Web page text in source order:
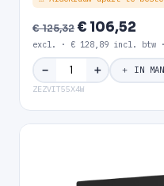
€ 125,32€ 106,52
excl. · € 128,89 incl. btw ·
− ＋ ＋ IN
ZEZVIT55X4W